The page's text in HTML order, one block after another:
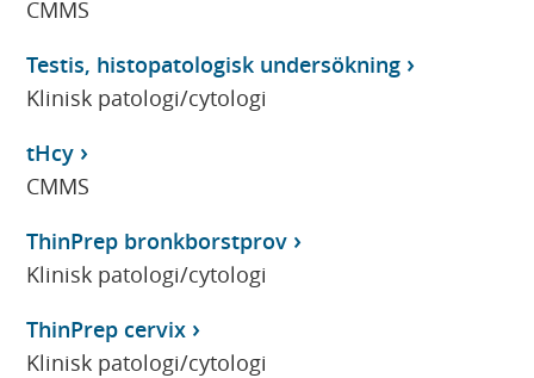
CMMS
Testis, histopatologisk undersökning
Klinisk patologi/cytologi
tHcy
CMMS
ThinPrep bronkborstprov
Klinisk patologi/cytologi
ThinPrep cervix
Klinisk patologi/cytologi